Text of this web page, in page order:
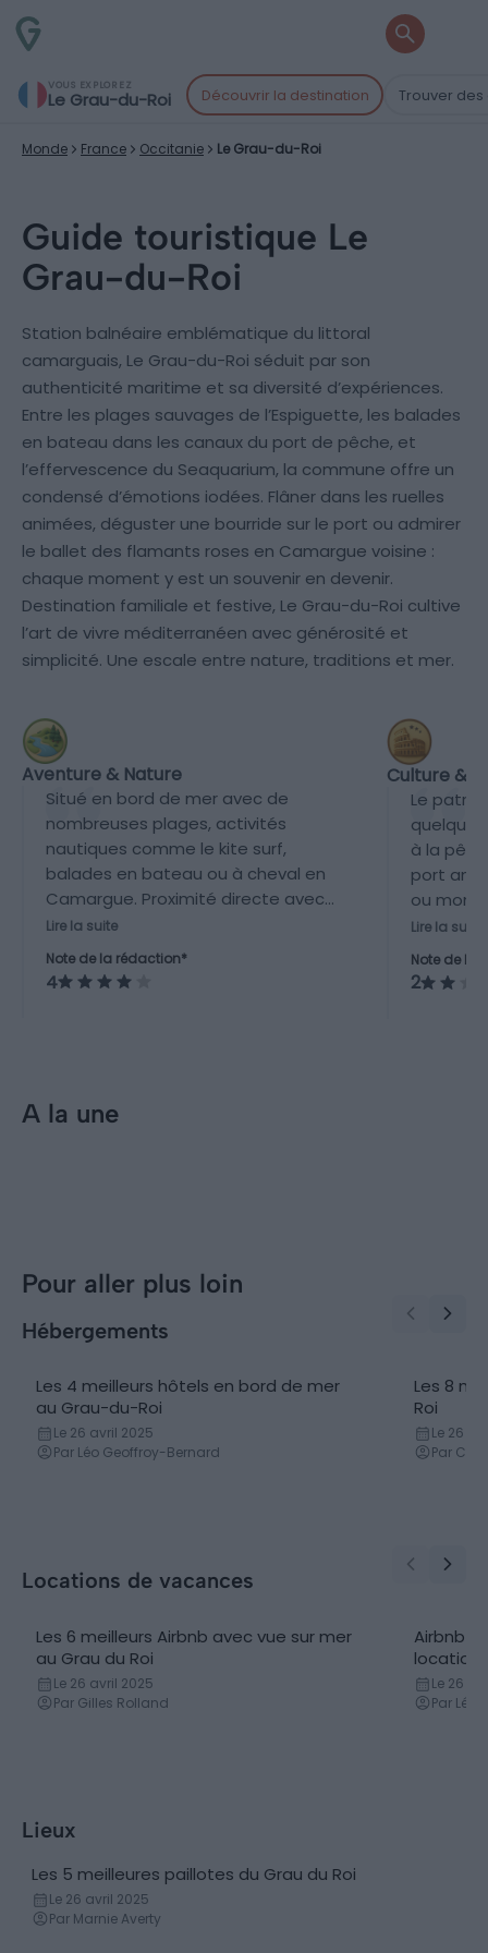
VOUS EXPLOREZ
Le Grau-du-Roi Découvrir la destination Trouver
Monde France Occitanie Le Grau-du-Roi
Guide touristique Le
Grau-du-Roi
Station balnéaire emblématique du littoral
camarguais, Le Grau-du-Roi séduit par son
authenticité maritime et sa diversité d’expériences.
Entre les plages sauvages de l’Espiguette, les balades
en bateau dans les canaux du port de pêche, et
l’effervescence du Seaquarium, la commune offre un
condensé d’émotions iodées. Flâner dans les ruelles
animées, déguster une bourride sur le port ou admirer
le ballet des flamants roses en Camargue voisine :
chaque moment y est un souvenir en devenir.
Destination familiale et festive, Le Grau-du-Roi cultive
l’art de vivre méditerranéen avec générosité et
simplicité. Une escale entre nature, traditions et mer.
Aventure & Nature
Situé en bord de mer avec de
nombreuses plages, activités
nautiques comme le kite surf,
balades en bateau ou à cheval en
Camargue. Proximité directe avec
le parc naturel de Camargue
offrant excursions et observation
de la faune (flamants roses,
Lire la suite
Note de la rédaction*
4
Culture &
Le
à la
port
ou
une
Lire la suite
Note de la
2
A la une
Pour aller plus loin
Hébergements
Hôtels
Les 4 meilleurs hôtels en bord de mer
au Grau-du-Roi
Le 26 avril 2025
Par Léo Geoffroy-Bernard
Les 8
Roi
Le 26
Par
Locations de vacances
Les 6 meilleurs Airbnb avec vue sur mer
au Grau du Roi
Le 26 avril 2025
Par Gilles Rolland
Airbnb
Le 26
Par Léa
Lieux
Bars et restaurants
Les 5 meilleures paillotes du Grau du Roi
Le 26 avril 2025
Par Marnie Averty